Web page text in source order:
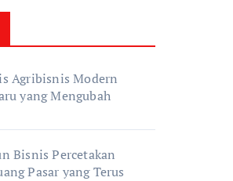
Agribisnis Modern
yang Mengubah
Bisnis Percetakan
Pasar yang Terus